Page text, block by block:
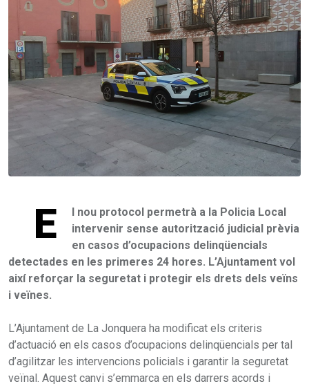
E
l nou protocol permetrà a la Policia Local
intervenir sense autorització judicial prèvia
en casos d’ocupacions delinqüencials
detectades en les primeres 24 hores. L’Ajuntament vol
així reforçar la seguretat i protegir els drets dels veïns
i veïnes.
L’Ajuntament de La Jonquera ha modificat els criteris
d’actuació en els casos d’ocupacions delinqüencials per tal
d’agilitzar les intervencions policials i garantir la seguretat
veïnal. Aquest canvi s’emmarca en els darrers acords i